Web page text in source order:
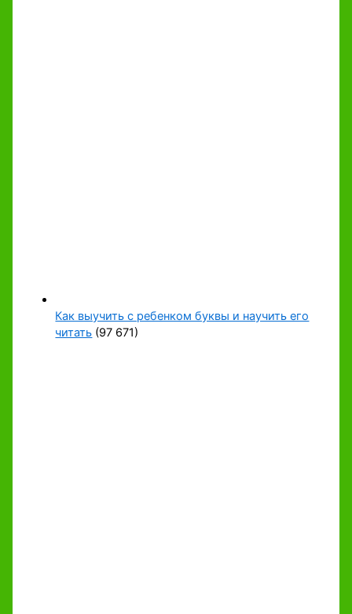
Как выучить с ребенком буквы и научить его
читать (97 671)